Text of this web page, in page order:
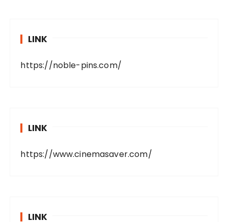
LINK
https://noble-pins.com/
LINK
https://www.cinemasaver.com/
LINK